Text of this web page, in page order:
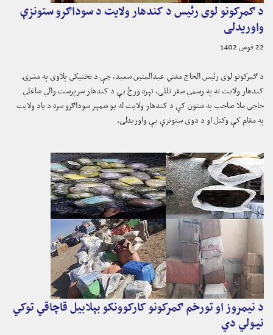
د ګمرکونو لوی رئیس د کندهار ولایت د سوداګرو ستونزې
واوریدلی
22 قوس 1402
د ګمرکونو لوی رئیس الحاج مفتي عبدالمتین سعید، چې د تخنیکي پلاوي په مشرۍ
کندهار ولایت ته په رسمي سفر تللی، تېره ورځ یې د کندهار سرپرست والي ښاغلي
حاجي ملا صاحب په شتون کې د کندهار ولایت له یو شمېر سوداګرو سره د یاد ولایت
په مقام کې وکتل او د دوی ستونزې یې واوریدلی.
د نیمروز او تورخم ګمرکونو کارکوونکو بېلابیل قاچاقي توکي
نیولي دي